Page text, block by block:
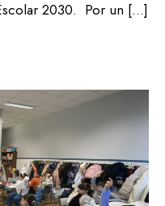
2030. Por un […]